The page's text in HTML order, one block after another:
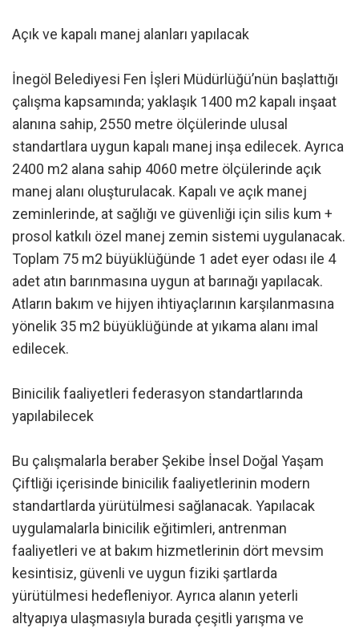
Açık ve kapalı manej alanları yapılacak
İnegöl Belediyesi Fen İşleri Müdürlüğü’nün başlattığı
çalışma kapsamında; yaklaşık 1400 m2 kapalı inşaat
alanına sahip, 2550 metre ölçülerinde ulusal
standartlara uygun kapalı manej inşa edilecek. Ayrıca
2400 m2 alana sahip 4060 metre ölçülerinde açık
manej alanı oluşturulacak. Kapalı ve açık manej
zeminlerinde, at sağlığı ve güvenliği için silis kum +
prosol katkılı özel manej zemin sistemi uygulanacak.
Toplam 75 m2 büyüklüğünde 1 adet eyer odası ile 4
adet atın barınmasına uygun at barınağı yapılacak.
Atların bakım ve hijyen ihtiyaçlarının karşılanmasına
yönelik 35 m2 büyüklüğünde at yıkama alanı imal
edilecek.
Binicilik faaliyetleri federasyon standartlarında
yapılabilecek
Bu çalışmalarla beraber Şekibe İnsel Doğal Yaşam
Çiftliği içerisinde binicilik faaliyetlerinin modern
standartlarda yürütülmesi sağlanacak. Yapılacak
uygulamalarla binicilik eğitimleri, antrenman
faaliyetleri ve at bakım hizmetlerinin dört mevsim
kesintisiz, güvenli ve uygun fiziki şartlarda
yürütülmesi hedefleniyor. Ayrıca alanın yeterli
altyapıya ulaşmasıyla burada çeşitli yarışma ve